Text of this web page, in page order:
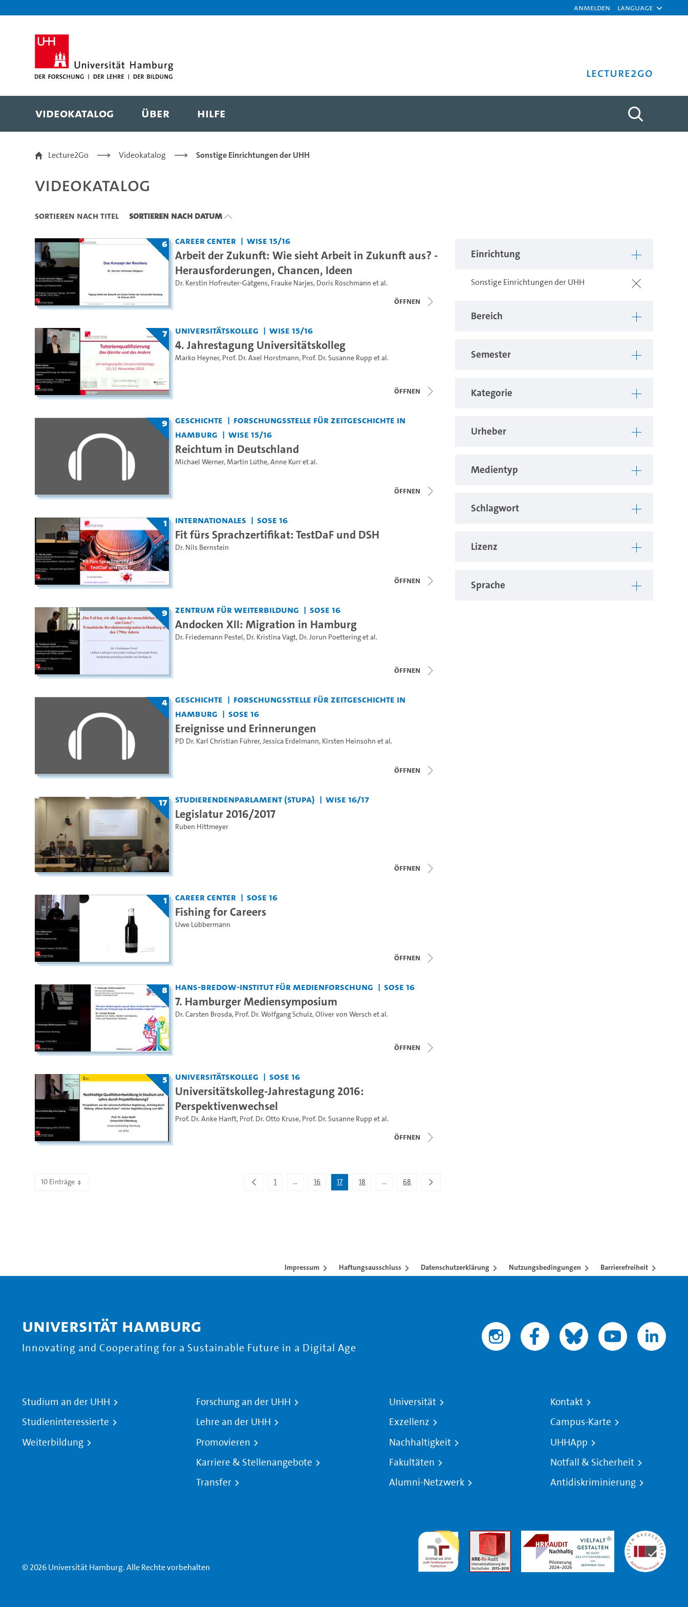
Anmelden Language
Lecture2Go
Videokatalog Über Hilfe
Videokatalog
Lecture2Go Videokatalog Sonstige Einrichtungen der UHH
Videokatalog
Sortieren nach Titel Sortieren nach Datum
Einrichtung
Sonstige Einrichtungen der UHH
Bereich
Semester
Kategorie
Urheber
Medientyp
Schlagwort
Lizenz
Sprache
6 Career Center WiSe 15/16
Arbeit der Zukunft: Wie sieht Arbeit in Zukunft aus? -
Herausforderungen, Chancen, Ideen
Dr. Kerstin Hofreuter-Gätgens, Frauke Narjes, Doris Röschmann et al.
Öffnen
7 Universitätskolleg WiSe 15/16
4. Jahrestagung Universitätskolleg
Marko Heyner, Prof. Dr. Axel Horstmann, Prof. Dr. Susanne Ruppet al.
Öffnen
9 Geschichte
Forschungsstelle für Zeitgeschichte in
Hamburg
WiSe 15/16
Reichtum in Deutschland
Michael Werner,Martin Lüthe,Anne Kurret al.
Öffnen
1 Internationales SoSe 16
Fit fürs Sprachzertifikat: TestDaF und DSH
Dr. Nils Bernstein
Öffnen
9 Zentrum für Weiterbildung SoSe 16
Andocken XII: Migration in Hamburg
Dr. Friedemann Pestel, Dr. Kristina Vagt, Dr. Jorun Poetteringet al.
Öffnen
4 Geschichte
Forschungsstelle für Zeitgeschichte in
Hamburg
SoSe 16
Ereignisse und Erinnerungen
PD Dr. Karl Christian Führer,Jessica Erdelmann, Kirsten Heinsohn et al.
Öffnen
17 Studierendenparlament (StuPa) WiSe 16/17
Legislatur 2016/2017
Ruben Hittmeyer
Öffnen
1 Career Center SoSe 16
Fishing for Careers
Uwe Lübbermann
Öffnen
8 Hans-Bredow-Institut für Medienforschung SoSe 16
7. Hamburger Mediensymposium
Dr. Carsten Brosda, Prof. Dr. Wolfgang Schulz,Oliver von Wersch et al.
Öffnen
5 Universitätskolleg SoSe 16
Universitätskolleg-Jahrestagung 2016:
Perspektivenwechsel
Prof. Dr. Anke Hanft, Prof. Dr. Otto Kruse, Prof. Dr. Susanne Ruppet al.
Öffnen
10 Einträge 1 ...Zwischenseiten Navigieren mit TAB-Taste.
16 17 18 ...Zwischenseiten Navigieren mit TAB-Taste.
68
Impressum Haftungsausschluss Datenschutzerklärung Nutzungsbedingungen Barrierefreiheit
Universität Hamburg
Innovating and Cooperating for a Sustainable Future in a Digital Age
Studium an der UHH
Studieninteressierte
Weiterbildung
Forschung an der UHH
Lehre an der UHH
Promovieren
Karriere & Stellenangebote
Transfer
Universität
Exzellenz
Nachhaltigkeit
Fakultäten
Alumni-Netzwerk
Kontakt
Campus-Karte
UHHApp
Notfall & Sicherheit
Antidiskriminierung
© 2026 Universität Hamburg. Alle Rechte vorbehalten